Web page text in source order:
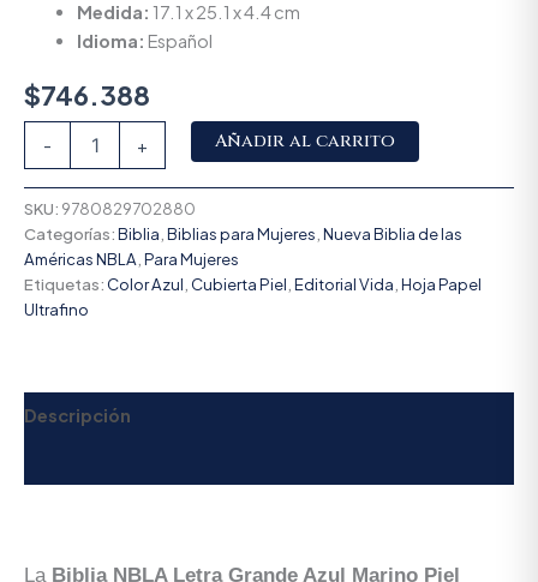
Medida: 17.1 x 25.1 x 4.4 cm
Idioma: Español
$746.388
- + Añadir al carrito
SKU: 9780829702880
Categorías:Biblia Biblias para Mujeres Nueva Biblia de las
Américas NBLA Para Mujeres
Etiquetas: Color Azul Cubierta Piel Editorial Vida Hoja Papel
Ultrafino
Descripción
La Biblia NBLA Letra Grande Azul Marino Piel